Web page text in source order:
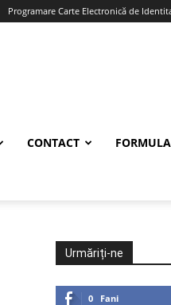
Programare Carte Electronică de
CONTACT
Urmăriți-ne
0 Fani